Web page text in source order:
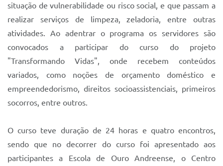
situação de vulnerabilidade ou risco social, e que passam a
realizar serviços de limpeza, zeladoria, entre outras
atividades. Ao adentrar o programa os servidores são
convocados a participar do curso do projeto
"Transformando Vidas", onde recebem conteúdos
variados, como noções de orçamento doméstico e
empreendedorismo, direitos socioassistenciais, primeiros
socorros, entre outros.
O curso teve duração de 24 horas e quatro encontros,
sendo que no decorrer do curso foi apresentado aos
participantes a Escola de Ouro Andreense, o Centro